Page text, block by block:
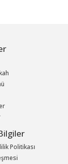
Politikası